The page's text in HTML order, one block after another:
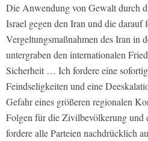
Die Anwendung von Gewalt durch
Israel gegen den Iran und die darauf
Vergeltungsmaßnahmen des Iran in
untergraben den internationalen
Sicherheit … Ich fordere eine
Feindseligkeiten und eine
Gefahr eines größeren regionalen
Folgen für die Zivilbevölkerung und
fordere alle Parteien nachdrücklich